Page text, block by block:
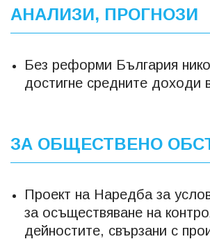
АНАЛИЗИ, ПРОГНОЗИ
Без реформи България
достигне средните доходи
ЗА ОБЩЕСТВЕНО
Проект на Наредба за
за осъществяване на
дейностите, свързани с